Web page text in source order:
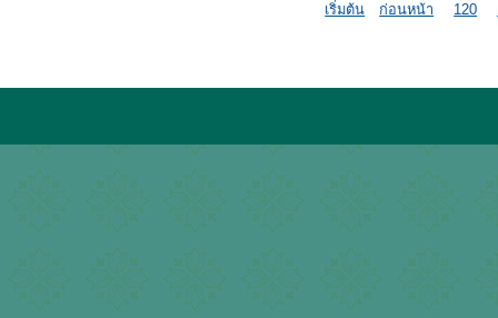
เริ่มต้น
ก่อนหน้า 120